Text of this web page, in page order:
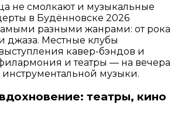
не смолкают и музыкальные
в Будённовске 2026
разными жанрами: от рока
джаза. Местные клубы
кавер-бэндов и
и театры — на вечера
музыки.
театры, кино